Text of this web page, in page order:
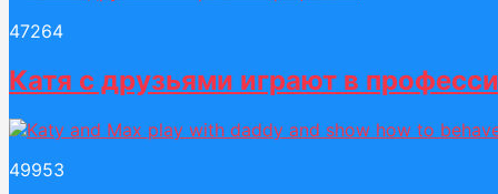
47264
Катя с друзьями играют в
49953